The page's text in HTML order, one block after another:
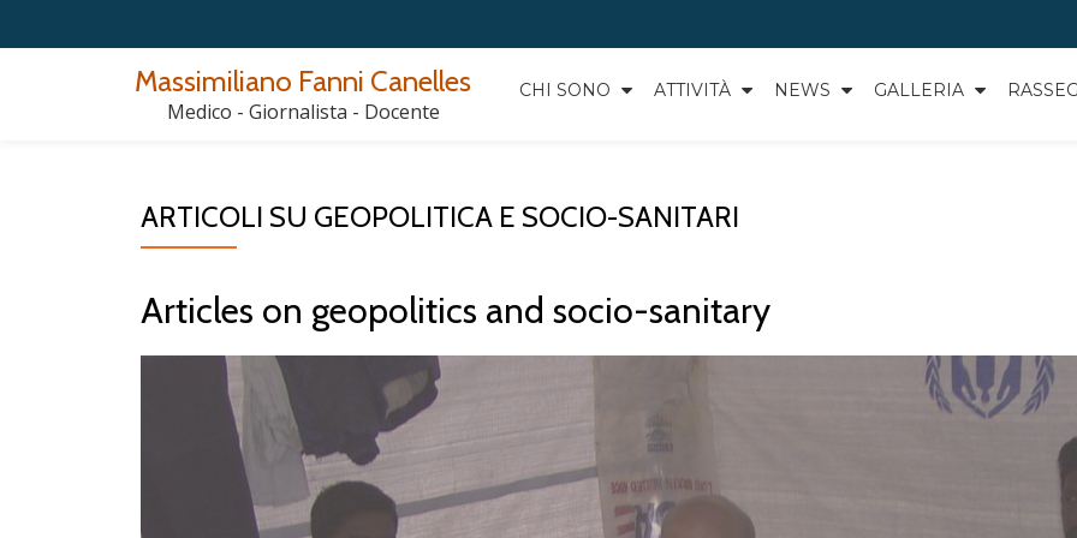
Massimiliano Fanni Canelles
Medico - Giornalista - Docente
CHI SONO ATTIVITÀ NEWS GALLERIA
ARTICOLI SU GEOPOLITICA E SOCIO-SANITARI
Articles on geopolitics and socio-sanitary